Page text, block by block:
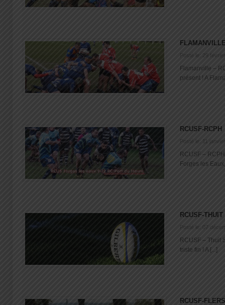
Posté le: 29
Flamanville –
présent ! A
RCUSF-RCPH
Posté le: 11
RCUSF –
Forges les
RCUSF-
Posté le: 07
RCUSF – Thuit
triste fin ! A [...]
RCUSF-FLERS